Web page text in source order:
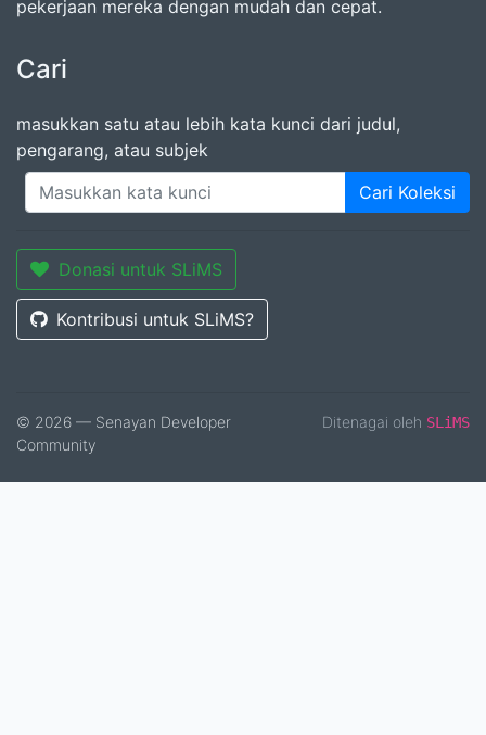
pekerjaan mereka dengan mudah dan cepat.
Cari
masukkan satu atau lebih kata kunci dari judul,
pengarang, atau subjek
Cari Koleksi
Donasi untuk SLiMS
Kontribusi untuk SLiMS?
© 2026 — Senayan Developer
Community
Ditenagai oleh SLiMS